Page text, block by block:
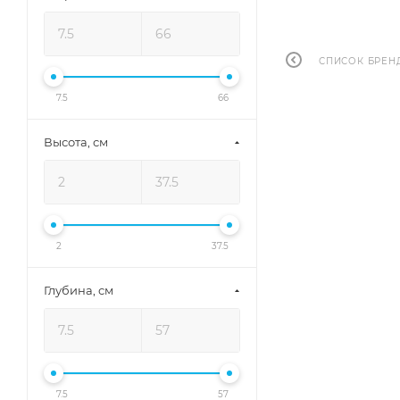
СПИСОК
7.5 66
Высота, см
2 37.5
Глубина, см
7.5 57